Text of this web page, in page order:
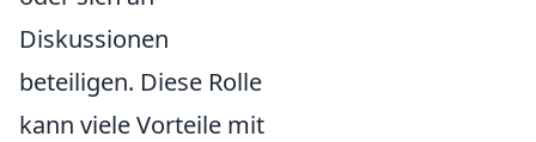
Diskussionen
beteiligen. Diese Rolle
kann viele Vorteile mit